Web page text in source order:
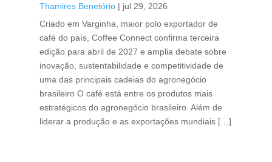
Thamires Benetório | jul 29, 2026
Criado em Varginha, maior polo exportador de
café do país, Coffee Connect confirma terceira
edição para abril de 2027 e amplia debate sobre
inovação, sustentabilidade e competitividade de
uma das principais cadeias do agronegócio
brasileiro O café está entre os produtos mais
estratégicos do agronegócio brasileiro. Além de
liderar a produção e as exportações mundiais […]